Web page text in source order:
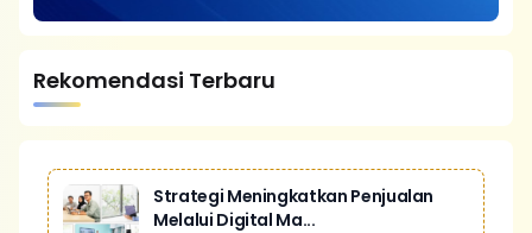
Rekomendasi Terbaru
Strategi Meningkatkan Penjualan
Melalui Digital Ma...